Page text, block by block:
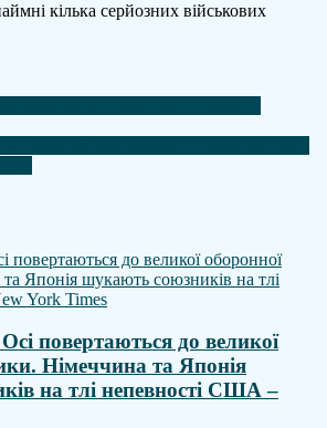
кілька серйозних військових
повертаються до великої
Німеччина та Японія
на тлі непевності США –